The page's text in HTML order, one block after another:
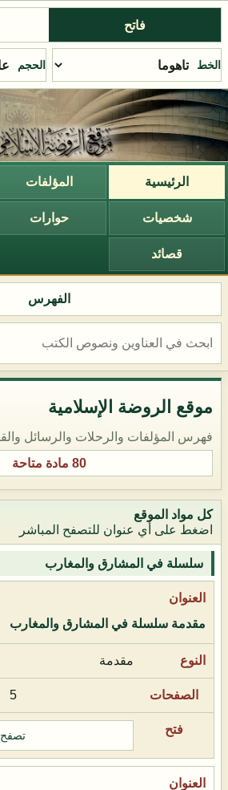
فاتح
الخط الحجم
الرئيسية المؤلفات
شخصيات حوارات
قصائد
الفهرس
موقع الروضة الإسلامية
فهرس المؤلفات والرحلات والرسائل
80 مادة متاحة
كل مواد الموقع
اضغط على أي عنوان للتصفح المباشر
سلسلة في المشارق والمغارب
مقدمة سلسلة في المشارق والمغارب
مقدمة
5
تصفح